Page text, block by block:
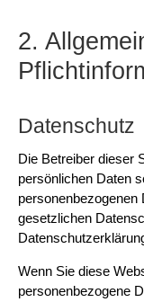
2.
Datenschutz
Die Betreiber dieser
persönlichen Daten
personenbezogenen
gesetzlichen
Wenn Sie diese
personenbezogene